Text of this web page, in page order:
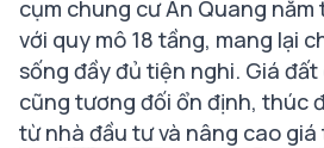
cụm chung cư Ấn Quang
với quy mô 18 tầng, mang lại
sống đầy đủ tiện nghi. Giá đất
cũng tương đối ổn định, thúc
từ nhà đầu tư và nâng cao